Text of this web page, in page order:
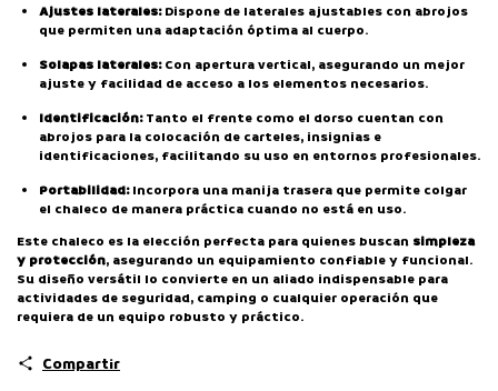
Ajustes laterales:Dispone de laterales ajustables con abrojos
que permiten una adaptación óptima al cuerpo.
Solapas laterales:Con apertura vertical, asegurando un mejor
ajuste y facilidad de acceso a los elementos necesarios.
Identificación:Tanto el frente como el dorso cuentan con
abrojos para la colocación de carteles, insignias e
identificaciones, facilitando su uso en entornos profesionales.
Portabilidad:Incorpora una manija trasera que permite colgar
el chaleco de manera práctica cuando no está en uso.
Este chaleco es la elección perfecta para quienes buscan simpleza
y protección, asegurando un equipamiento confiable y funcional.
Su diseño versátil lo convierte en un aliado indispensable para
actividades de seguridad, camping o cualquier operación que
requiera de un equipo robusto y práctico.
Compartir